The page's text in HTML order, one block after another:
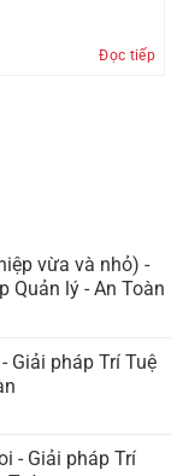
Đọc tiếp
vừa và nhỏ) -
Quản lý - An Toàn
Giải pháp Trí Tuệ
- Giải pháp Trí